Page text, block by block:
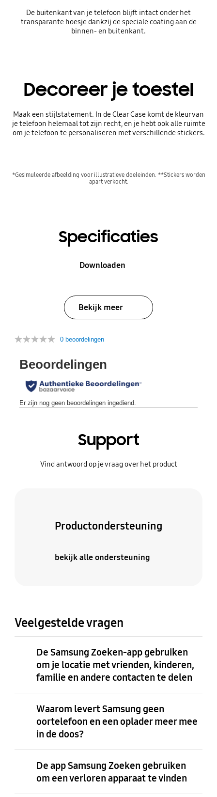
De buitenkant van je telefoon blijft intact onder het
transparante hoesje dankzij de speciale coating aan de
binnen- en buitenkant.
Decoreer je toestel
Maak een stijlstatement. In de Clear Case komt de kleur van
je telefoon helemaal tot zijn recht, en je hebt ook alle ruimte
om je telefoon te personaliseren met verschillende stickers.
*Gesimuleerde afbeelding voor illustratieve doeleinden. **Stickers worden
apart verkocht.
Specificaties
Downloaden
Bekijk meer
0 beoordelingen
Support
Vind antwoord op je vraag over het product
Productondersteuning
bekijk alle ondersteuning
Veelgestelde vragen
De Samsung Zoeken-app gebruiken
om je locatie met vrienden, kinderen,
familie en andere contacten te delen
Waarom levert Samsung geen
oortelefoon en een oplader meer mee
in de doos?
De app Samsung Zoeken gebruiken
om een verloren apparaat te vinden